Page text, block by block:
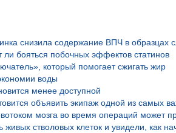
снизила содержание ВПЧ в образцах
ли бояться побочных эффектов статинов
который помогает сжигать жир
воды
менее доступной
объявить экипаж одной из самых
мозга во время операций может
стволовых клеток и увидели, как